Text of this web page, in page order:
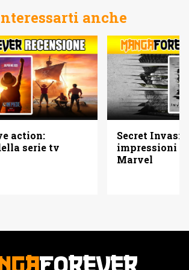
anche
action:
serie tv
Secret
impressioni
Marvel